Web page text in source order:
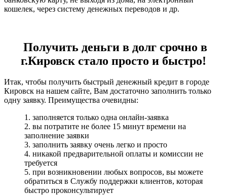
кошелек, через систему денежных переводов и др.
Получить деньги в долг срочно в
г.Кировск стало просто и быстро!
Итак, чтобы получить быстрый денежный кредит в городе
Кировск на нашем сайте, Вам достаточно заполнить только
одну заявку. Преимущества очевидны:
1. заполняется только одна онлайн-заявка
2. вы потратите не более 15 минут времени на
заполнение заявки
3. заполнить заявку очень легко и просто
4. никакой предварительной оплаты и комиссии не
требуется
5. при возникновении любых вопросов, вы можете
обратиться в Службу поддержки клиентов, которая
быстро проконсультирует